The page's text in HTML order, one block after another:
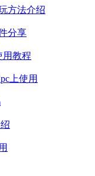
方法介绍
分享
用教程
上使用